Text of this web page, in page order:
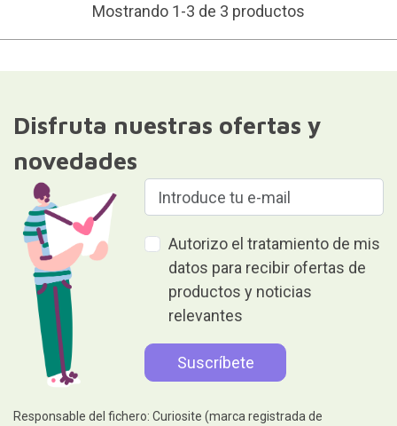
Mostrando 1-3 de 3 productos
Disfruta nuestras ofertas y
novedades
Autorizo el tratamiento de mis
datos para recibir ofertas de
productos y noticias
relevantes
Responsable del fichero: Curiosite (marca registrada de